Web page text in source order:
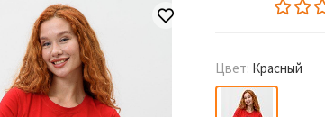
Цвет: Красный